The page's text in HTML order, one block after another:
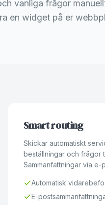
vanliga frågor
en widget på er
Smart routing
Skickar automatiskt
beställningar och frågor
Sammanfattningar via e-
Automatisk
E-